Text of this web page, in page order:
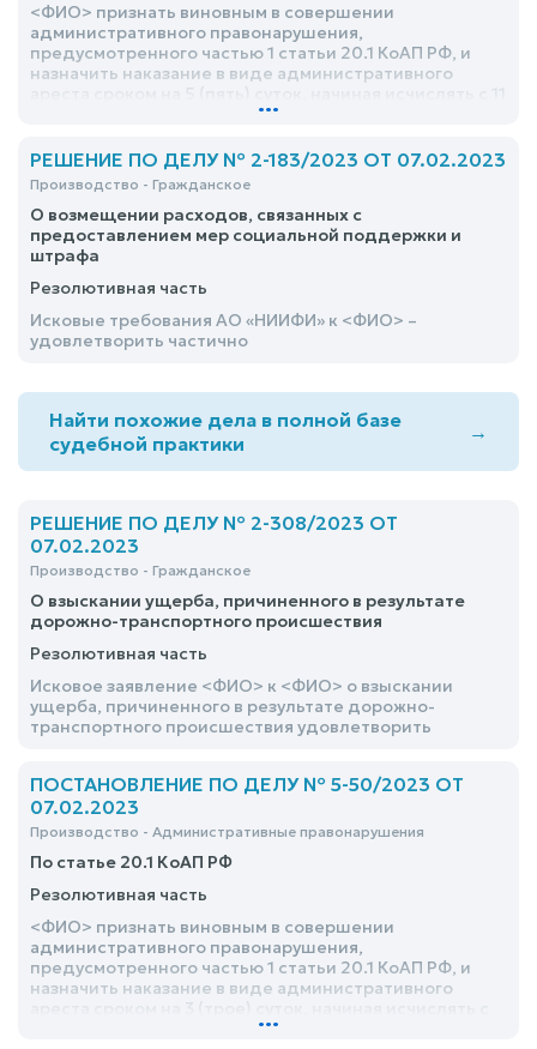
<ФИО> признать виновным в совершении
административного правонарушения,
предусмотренного частью 1 статьи 20.1 КоАП РФ, и
назначить наказание в виде административного
часов 00 минут 07.02.2023...
РЕШЕНИЕ ПО ДЕЛУ № 2-183/2023 ОТ 07.02.2023
Производство - Гражданское
О возмещении расходов, связанных с
предоставлением мер социальной поддержки и
штрафа
Резолютивная часть
Исковые требования АО «НИИФИ» к <ФИО> –
удовлетворить частично
Найти похожие дела в полной базе
судебной практики
→
РЕШЕНИЕ ПО ДЕЛУ № 2-308/2023 ОТ
07.02.2023
Производство - Гражданское
О взыскании ущерба, причиненного в результате
дорожно-транспортного происшествия
Резолютивная часть
Исковое заявление <ФИО> к <ФИО> о взыскании
ущерба, причиненного в результате дорожно-
транспортного происшествия удовлетворить
ПОСТАНОВЛЕНИЕ ПО ДЕЛУ № 5-50/2023 ОТ
07.02.2023
Производство - Административные правонарушения
По статье 20.1 КоАП РФ
Резолютивная часть
<ФИО> признать виновным в совершении
административного правонарушения,
предусмотренного частью 1 статьи 20.1 КоАП РФ, и
назначить наказание в виде административного
15 часов 40 минут 06.02.2023
...